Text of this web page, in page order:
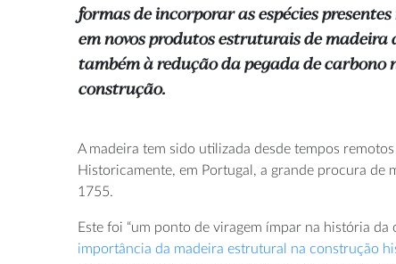
formas de incorporar as espécies
em novos produtos estruturais de madeira
também à redução da pegada de carbono
construção.
A madeira tem sido utilizada desde tempos
Historicamente, em Portugal, a grande procura
1755.
Este foi “um ponto de viragem ímpar na história
importância da madeira estrutural na construção